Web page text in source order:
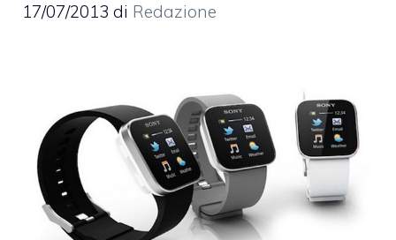
17/07/2013 di Redazione